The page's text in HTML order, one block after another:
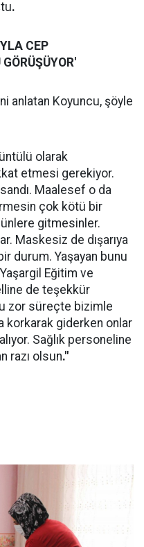
.
CEP
anlatan Koyuncu, şöyle
olarak
etmesi gerekiyor.
Maalesef o da
çok kötü bir
gitmesinler.
Maskesiz de dışarıya
durum. Yaşayan bunu
Eğitim ve
de teşekkür
zor süreçte bizimle
korkarak giderken onlar
Sağlık personeline
razı olsun."